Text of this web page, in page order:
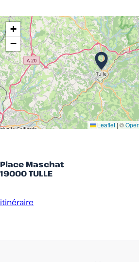
+
−
Leaflet | ©
Place Maschat
19000 TULLE
itinéraire